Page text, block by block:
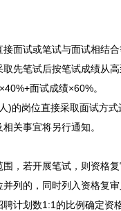
试或笔试与面试相结合
笔试后按笔试成绩从高
面试成绩×60%。
岗位直接采取面试方式
关事宜将另行通知。
若开展笔试，则资格复
列的，同时列入资格复
聘计划数1:1的比例确定资